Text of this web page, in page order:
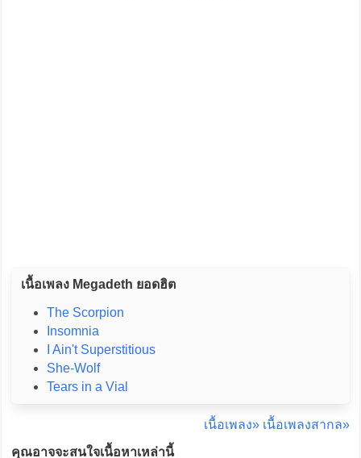
เนื้อเพลง Megadeth ยอดฮิต
The Scorpion
Insomnia
I Ain't Superstitious
She-Wolf
Tears in a Vial
เนื้อเพลง» เนื้อเพลงสากล»
คุณอาจจะสนใจเนื้อหาเหล่านี้